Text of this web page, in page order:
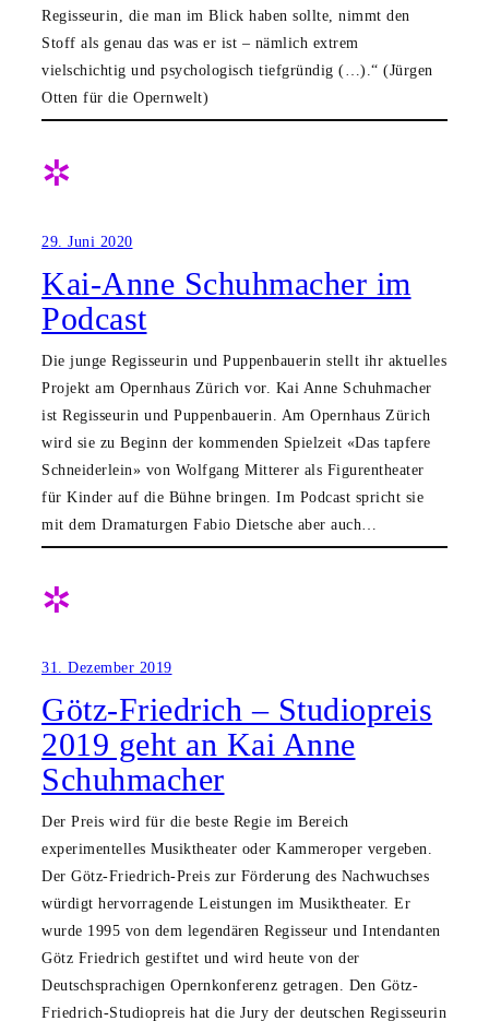
Regisseurin, die man im Blick haben sollte, nimmt den
Stoff als genau das was er ist – nämlich extrem
vielschichtig und psychologisch tiefgründig (…).“ (Jürgen
Otten für die Opernwelt)
✲
29. Juni 2020
Kai-Anne Schuhmacher im
Podcast
Die junge Regisseurin und Puppenbauerin stellt ihr aktuelles
Projekt am Opernhaus Zürich vor. Kai Anne Schuhmacher
ist Regisseurin und Puppenbauerin. Am Opernhaus Zürich
wird sie zu Beginn der kommenden Spielzeit «Das tapfere
Schneiderlein» von Wolfgang Mitterer als Figurentheater
für Kinder auf die Bühne bringen. Im Podcast spricht sie
mit dem Dramaturgen Fabio Dietsche aber auch…
✲
31. Dezember 2019
Götz-Friedrich – Studiopreis
2019 geht an Kai Anne
Schuhmacher
Der Preis wird für die beste Regie im Bereich
experimentelles Musiktheater oder Kammeroper vergeben.
Der Götz-Friedrich-Preis zur Förderung des Nachwuchses
würdigt hervorragende Leistungen im Musiktheater. Er
wurde 1995 von dem legendären Regisseur und Intendanten
Götz Friedrich gestiftet und wird heute von der
Deutschsprachigen Opernkonferenz getragen. Den Götz-
Friedrich-Studiopreis hat die Jury der deutschen Regisseurin